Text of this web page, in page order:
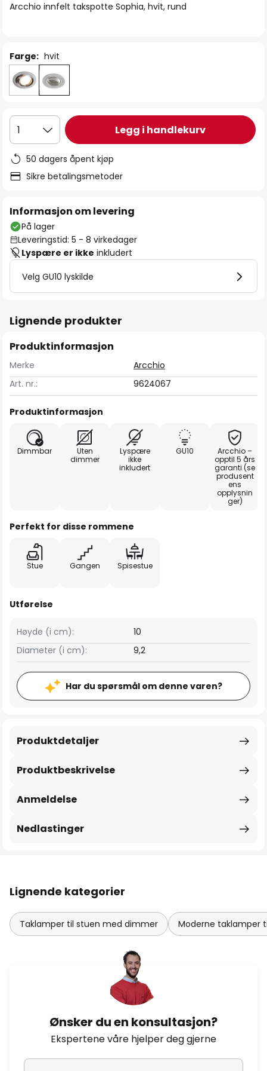
Arcchio innfelt takspotte Sophia, hvit, rund
Farge: hvit
1 Legg i handlekurv
50 dagers åpent kjøp
Sikre betalingsmetoder
Informasjon om levering
På lager
Leveringstid: 5 - 8 virkedager
Lyspære er ikke inkludert
Velg GU10 lyskilde
Lignende produkter
Produktinformasjon
Merke
Arcchio
Art. nr.:
9624067
Produktinformasjon
Dimmbar
Uten
dimmer
Lyspære
ikke
inkludert
GU10
Arcchio –
opptil 5 års
garanti (se
produsent
ens
opplysnin
ger)
Perfekt for disse rommene
Stue Gangen Spisestue
Utførelse
Høyde (i cm):
10
Diameter (i cm):
9,2
Har du spørsmål om denne varen?
Produktbeskrivelse
Produktdetaljer
Anmeldelse
Nedlastinger
Lignende kategorier
Taklamper til stuen med dimmer Moderne taklamper
Ønsker du en konsultasjon?
Ekspertene våre hjelper deg gjerne